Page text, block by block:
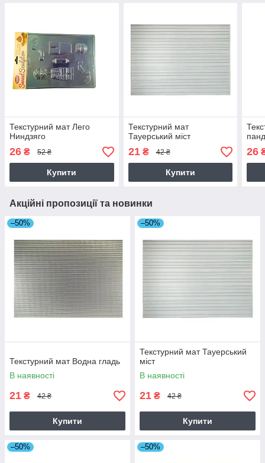
Текстурний мат Лего
Ниндзяго
26 ₴ 52 ₴
Купити
Текстурний мат
Тауерський міст
21₴ 42 ₴
Купити
26
Акційні пропозиції та новинки
–50%
Текстурний мат Водна гладь
В наявності
21 ₴ 42 ₴
Купити
–50%
Текстурний мат Тауерський
міст
В наявності
21 ₴ 42 ₴
Купити
–50% –50%